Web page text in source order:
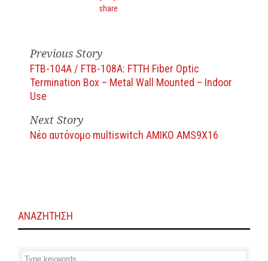
Previous Story
FTB-104A / FTB-108A: FTTH Fiber Optic
Termination Box – Metal Wall Mounted – Indoor
Use
Next Story
Νέο αυτόνομο multiswitch AMIKO AMS9X16
ΑΝΑΖΗΤΗΣΗ